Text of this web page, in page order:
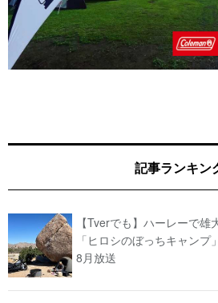
記事ランキン
【Tverでも】ハーレーで雄
「ヒロシのぼっちキャン
8月放送